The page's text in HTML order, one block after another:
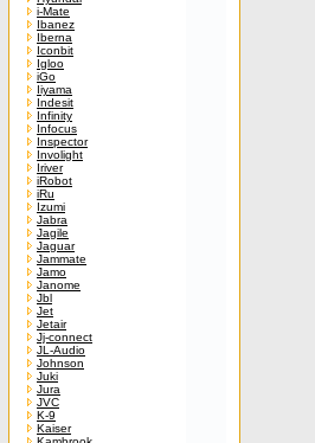
i-Mate
Ibanez
Iberna
Iconbit
Igloo
iGo
Iiyama
Indesit
Infinity
Infocus
Inspector
Involight
Iriver
iRobot
iRu
Izumi
Jabra
Jagile
Jaguar
Jammate
Jamo
Janome
Jbl
Jet
Jetair
Jj-connect
JL-Audio
Johnson
Juki
Jura
JVC
K-9
Kaiser